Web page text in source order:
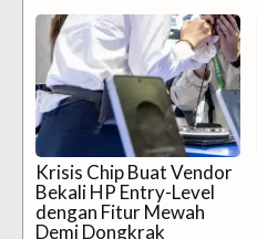
Krisis Chip Buat Vendor
Bekali HP Entry-Level
dengan Fitur Mewah
Demi Dongkrak